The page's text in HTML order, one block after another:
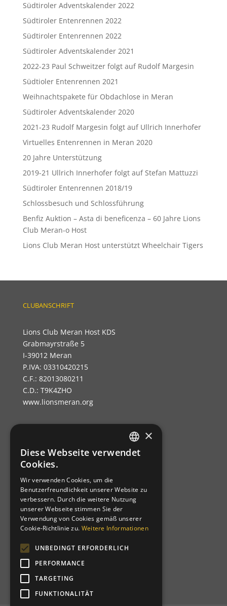
Südtiroler Adventskalender 2022
Südtiroler Entenrennen 2022
Südtiroler Entenrennen 2022
Südtiroler Adventskalender 2021
2022-23 Paul Schweitzer folgt auf Rudolf Margesin
Südtioler Entenrennen 2021
Weihnachtspakete für Obdachlose in Meran
Südtiroler Adventskalender 2020
2021-23 Rudolf Margesin folgt auf Ullrich Innerhofer
Virtuelles Entenrennen in Meran 2020
20 Jahre Unterstützung
2019-21 Ullrich Innerhofer folgt auf Stefan Mattuzzi
Südtiroler Entenrennen 2018/19
Schlossbesuch und Schlossführung
Benfiz Auktion – Asta di beneficenza – 60 Jahre Lions
Club Meran-o Host
Lions Club Meran Host unterstützt Wheelchair Tigers
CLUBANSCHRIFT
Lions Club Meran Host KDS
Grabmayrstraße 5
I-39012 Meran
P.IVA: 03310420215
C.F.: 82013080211
C.D.: T9K4ZHO
www.lionsmeran.org
IBAN: IT39C0811258591000303200680
SWIFT-BIC: RZSBIT21101
Distrikt 108TA1
Clubcode: 21064
Homologiert am 12-03-1957
Charternight am 19-10-1957
Patenclub: Bolzano Bozen Host
GERMAN
×
Diese Webseite verwendet
Cookies.
Wir verwenden Cookies, um die
Benutzerfreundlichkeit unserer Website zu
verbessern. Durch die weitere Nutzung
unserer Webseite stimmen Sie der
Verwendung von Cookies gemäß unserer
Cookie-Richtlinie zu. Weitere Informationen
UNBEDINGT ERFORDERLICH
PERFORMANCE
TARGETING
FUNKTIONALITÄT